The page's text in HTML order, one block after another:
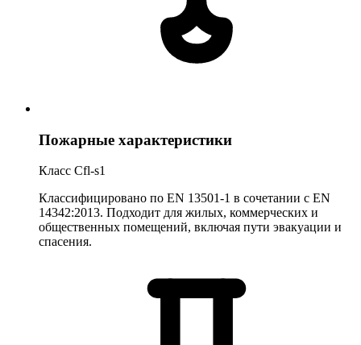
Пожарные характеристики
Класс Cfl-s1
Классифицировано по EN 13501-1 в сочетании с EN
14342:2013. Подходит для жилых, коммерческих и
общественных помещений, включая пути эвакуации и
спасения.